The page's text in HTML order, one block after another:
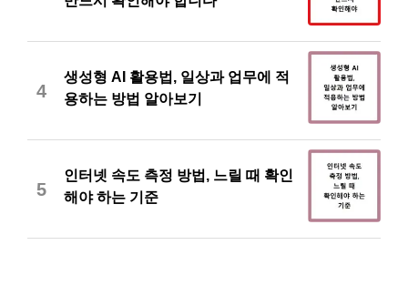
4
생성형 AI 활용법, 일상과 업무에 적
용하는 방법 알아보기
5
인터넷 속도 측정 방법, 느릴 때 확인
해야 하는 기준